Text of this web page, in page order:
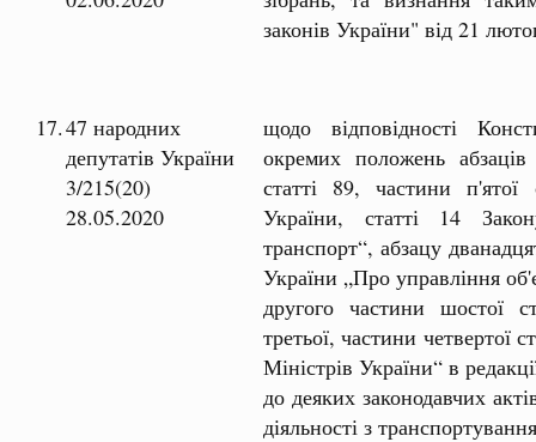
законів України" від 21
17.47 народних
депутатів України
3/215(20)
28.05.2020
щодо відповідності
окремих положень абзаців
статті 89, частини п'ятої
України, статті 14
транспорт“, абзацу
України „Про управління
другого частини шостої
третьої, частини четвертої
Міністрів України“ в
до деяких законодавчих
діяльності з